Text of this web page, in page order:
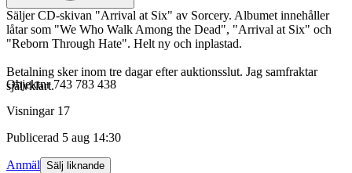
Säljer CD-skivan "Arrival at Six" av Sorcery. Albumet innehåller
låtar som "We Who Walk Among the Dead", "Arrival at Six" och
"Reborn Through Hate". Helt ny och inplastad.
Betalning sker inom tre dagar efter auktionsslut. Jag samfraktar
självklart.
Objektnr 743 783 438
Visningar 17
Publicerad 5 aug 14:30
Anmäl Sälj liknande